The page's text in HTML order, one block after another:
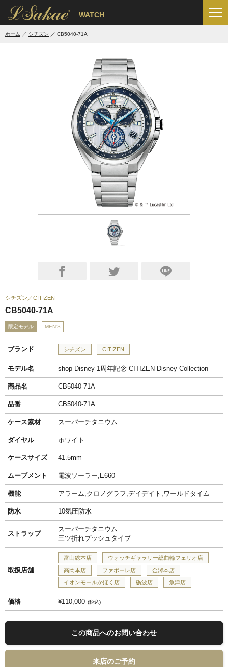
' WATCH
ホーム シチズン CB5040-71A
シチズン CITIZEN
CB5040-71A
限定モデル MEN'S
ブランド シチズン CITIZEN
モデル名 shop Disney 1周年記念 CITIZEN Disney Collection
商品名 CB5040-71A
品番 CB5040-71A
ケース素材 スーパーチタニウム
ダイヤル ホワイト
ケースサイズ 41.5mm
ムーブメント 電波ソーラー,E660
機能 アラーム,クロノグラフ,デイデイト,ワールドタイム
防水 10気圧防水
ストラップ
スーパーチタニウム
三ツ折れプッシュタイプ
取扱店舗
富山総本店
ウォッチギャラリー総曲輪フェリオ店
高岡本店
ファボーレ店
金澤本店
イオンモールかほく店
砺波店 魚津店
価格 ¥110,000 税込
この商品へのお問い合わせ
来店のご予約